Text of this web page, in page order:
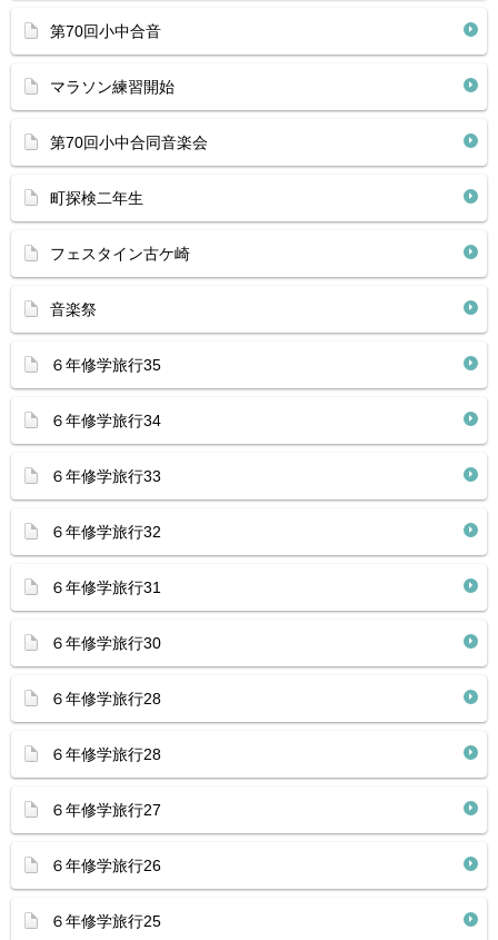
第70回小中合音
マラソン練習開始
第70回小中合同音楽会
町探検二年生
フェスタイン古ケ崎
音楽祭
６年修学旅行35
６年修学旅行34
６年修学旅行33
６年修学旅行32
６年修学旅行31
６年修学旅行30
６年修学旅行28
６年修学旅行28
６年修学旅行27
６年修学旅行26
６年修学旅行25